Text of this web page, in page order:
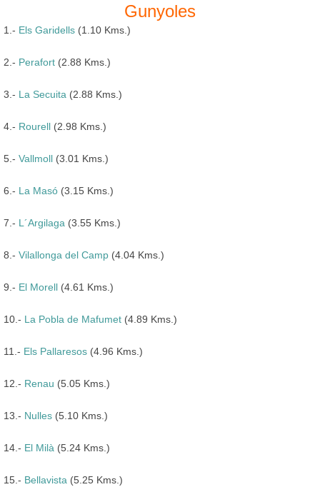
Gunyoles
1.- Els Garidells (1.10 Kms.)
2.- Perafort (2.88 Kms.)
3.- La Secuita (2.88 Kms.)
4.- Rourell (2.98 Kms.)
5.- Vallmoll (3.01 Kms.)
6.- La Masó (3.15 Kms.)
7.- L´Argilaga (3.55 Kms.)
8.- Vilallonga del Camp (4.04 Kms.)
9.- El Morell (4.61 Kms.)
10.- La Pobla de Mafumet (4.89 Kms.)
11.- Els Pallaresos (4.96 Kms.)
12.- Renau (5.05 Kms.)
13.- Nulles (5.10 Kms.)
14.- El Milà (5.24 Kms.)
15.- Bellavista (5.25 Kms.)